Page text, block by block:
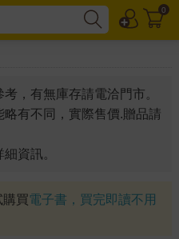
0
，有無庫存請電洽門市。
有不同，實際售價.贈品請
資訊。
購買電子書，買完即讀不用